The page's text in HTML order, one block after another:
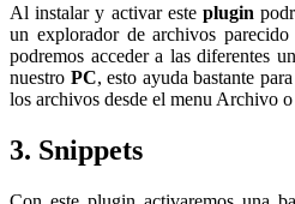
Al instalar y activar este plugin
un explorador de archivos
podremos acceder a las diferentes
nuestro PC, esto ayuda bastante
los archivos desde el menu Archivo
3. Snippets